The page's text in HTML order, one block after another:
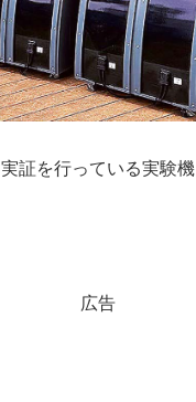
実証を行っている実験機
広告